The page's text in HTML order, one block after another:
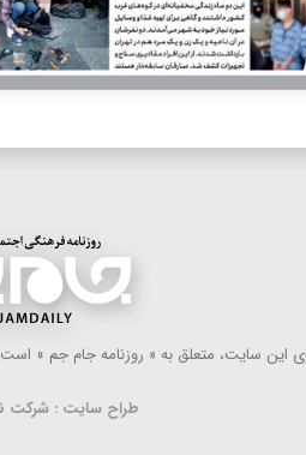
این سایت، متعلق به « روزنامه جام جم » است
طراح سایت : شرکت